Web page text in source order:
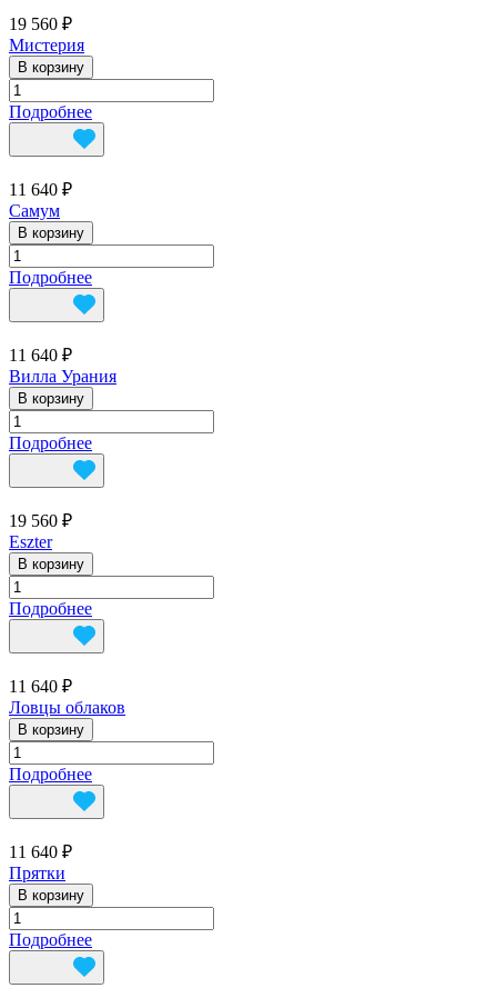
19 560 ₽
Мистерия
В корзину
Подробнее
11 640 ₽
Самум
В корзину
Подробнее
11 640 ₽
Вилла Урания
В корзину
Подробнее
19 560 ₽
Eszter
В корзину
Подробнее
11 640 ₽
Ловцы облаков
В корзину
Подробнее
11 640 ₽
Прятки
В корзину
Подробнее